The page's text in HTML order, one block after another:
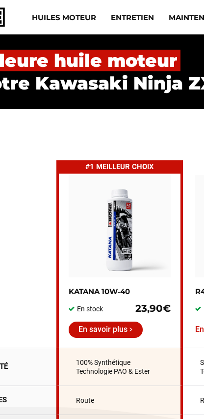
HUILES MOTEUR
ENTRETIEN
huile moteur
Kawasaki Ninja
#1 MEILLEUR CHOIX
KATANA 10W‑40
En stock 23,90€
En savoir plus
100% Synthétique
Technologie PAO & Ester
Route